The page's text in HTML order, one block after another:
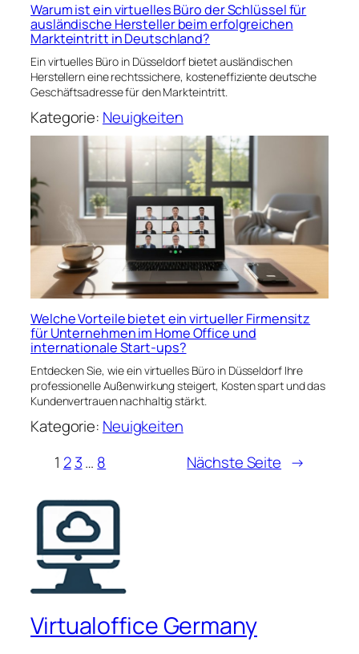
Warum ist ein virtuelles Büro der Schlüssel für
ausländische Hersteller beim erfolgreichen
Markteintritt in Deutschland?
Ein virtuelles Büro in Düsseldorf bietet ausländischen
Herstellern eine rechtssichere, kosteneffiziente deutsche
Geschäftsadresse für den Markteintritt.
Kategorie: Neuigkeiten
Welche Vorteile bietet ein virtueller Firmensitz
für Unternehmen im Home Office und
internationale Start-ups?
Entdecken Sie, wie ein virtuelles Büro in Düsseldorf Ihre
professionelle Außenwirkung steigert, Kosten spart und das
Kundenvertrauen nachhaltig stärkt.
Kategorie: Neuigkeiten
1 2 3… 8 Nächste Seite →
Virtualoffice Germany